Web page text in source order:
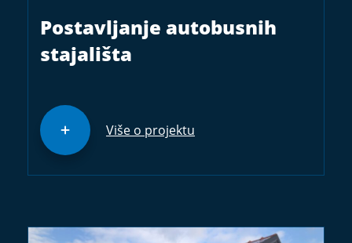
Postavljanje autobusnih
stajališta
Više o projektu